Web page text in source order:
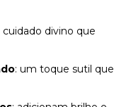
divino que
: um toque sutil que